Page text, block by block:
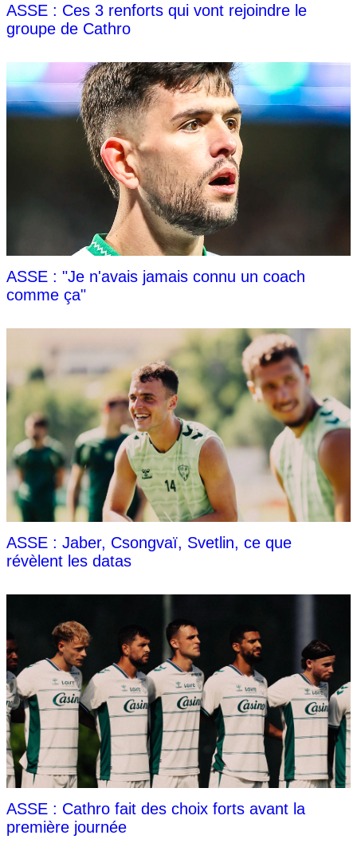
ASSE : Ces 3 renforts qui vont rejoindre le
groupe de Cathro
ASSE : "Je n'avais jamais connu un coach
comme ça"
ASSE : Jaber, Csongvaï, Svetlin, ce que
révèlent les datas
ASSE : Cathro fait des choix forts avant la
première journée